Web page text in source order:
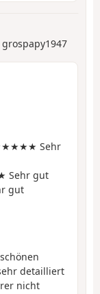
grospapy1947
Sehr
gut
gut
detailliert
nicht